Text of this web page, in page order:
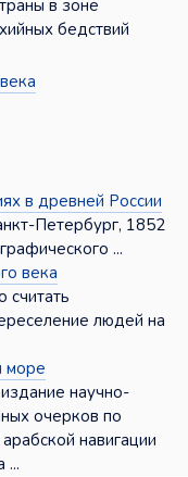
в зоне
бедствий
в древней России
Петербург, 1852
...
века
считать
людей на
море
научно-
очерков по
навигации
...